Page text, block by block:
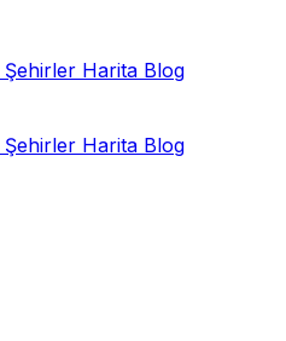
Şehirler Harita Blog
Şehirler Harita Blog